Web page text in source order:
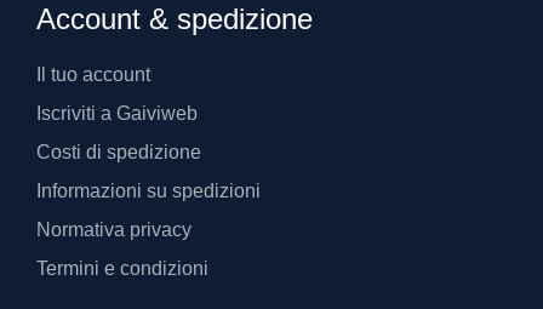
Account & spedizione
Il tuo account
Iscriviti a Gaiviweb
Costi di spedizione
Informazioni su spedizioni
Normativa privacy
Termini e condizioni